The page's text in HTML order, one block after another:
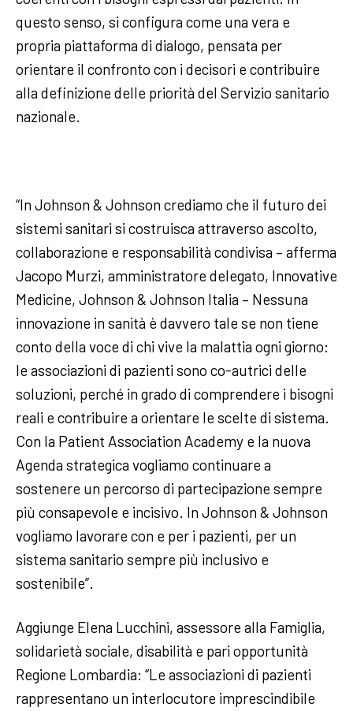
questo senso, si configura come una vera e
propria piattaforma di dialogo, pensata per
orientare il confronto con i decisori e contribuire
alla definizione delle priorità del Servizio sanitario
nazionale.
“In Johnson & Johnson crediamo che il futuro dei
sistemi sanitari si costruisca attraverso ascolto,
collaborazione e responsabilità condivisa – afferma
Jacopo Murzi, amministratore delegato, Innovative
Medicine, Johnson & Johnson Italia – Nessuna
innovazione in sanità è davvero tale se non tiene
conto della voce di chi vive la malattia ogni giorno:
le associazioni di pazienti sono co-autrici delle
soluzioni, perché in grado di comprendere i bisogni
reali e contribuire a orientare le scelte di sistema.
Con la Patient Association Academy e la nuova
Agenda strategica vogliamo continuare a
sostenere un percorso di partecipazione sempre
più consapevole e incisivo. In Johnson & Johnson
vogliamo lavorare con e per i pazienti, per un
sistema sanitario sempre più inclusivo e
sostenibile”.
Aggiunge Elena Lucchini, assessore alla Famiglia,
solidarietà sociale, disabilità e pari opportunità
Regione Lombardia: “Le associazioni di pazienti
rappresentano un interlocutore imprescindibile